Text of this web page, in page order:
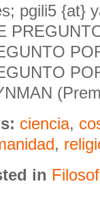
pgili5 {at}
ciencia,
,
in